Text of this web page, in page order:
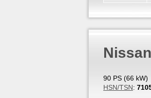
Nissan
90 PS (66 kW)
HSN/TSN: